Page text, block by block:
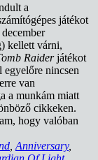
a
játékot
kellett várni,
Raiderjátékot
egyelőre nincsen
van
a munkám miatt
cikkeken.
hogy valóban
Anniversary,